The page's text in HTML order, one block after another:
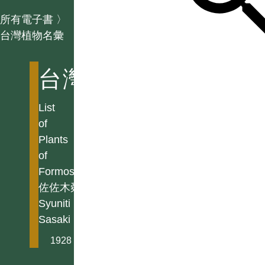
所有電子書 〉
台灣植物名彙
台灣植物名彙
List
of
Plants
of
Formosa
佐佐木舜一
Syuniti
Sasaki
1928